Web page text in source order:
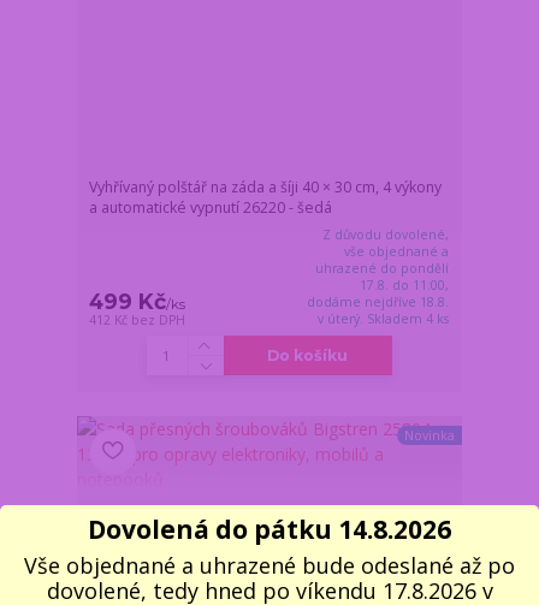
Vyhřívaný polštář na záda a šíji 40 × 30 cm, 4 výkony
a automatické vypnutí 26220 - šedá
499 Kč/ks
412 Kč bez DPH
Z důvodu dovolené,
vše objednané a
uhrazené do pondělí
17.8. do 11:00,
dodáme nejdříve 18.8.
v úterý. Skladem 4 ks
Do košíku
Novinka
Dovolená do pátku 14.8.2026
Vše objednané a uhrazené bude odeslané až po
dovolené, tedy hned po víkendu 17.8.2026 v